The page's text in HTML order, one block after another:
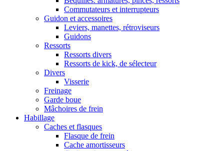
Commutateurs et interrupteurs
Guidon et accessoires
Leviers, manettes, rétroviseurs
Guidons
Ressorts
Ressorts divers
Ressorts de kick, de sélecteur
Divers
Visserie
Freinage
Garde boue
Mâchoires de frein
Habillage
Caches et flasques
Flasque de frein
Cache amortisseurs